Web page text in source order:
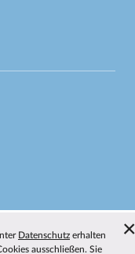
Datenschutz erhalten
ausschließen. Sie